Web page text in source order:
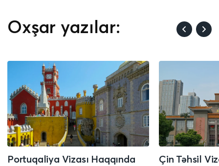
Oxşar yazılar:
Portuqaliya Vizası Haqqında
Çin Təhsil